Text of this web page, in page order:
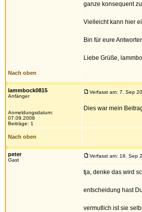
ganze konsequent
Vielleicht kann hier
Bin für eure
Liebe Grüße,
Nach oben
lammbock0815
Anfänger
Anmeldungsdatum:
07.09.2008
Beiträge: 1
Verfasst am: 7. Sep
Dies war mein
Nach oben
peter
Gast
Verfasst am: 18. Sep
tja, denke das wird
entscheidung hast
vermutlich ist sie